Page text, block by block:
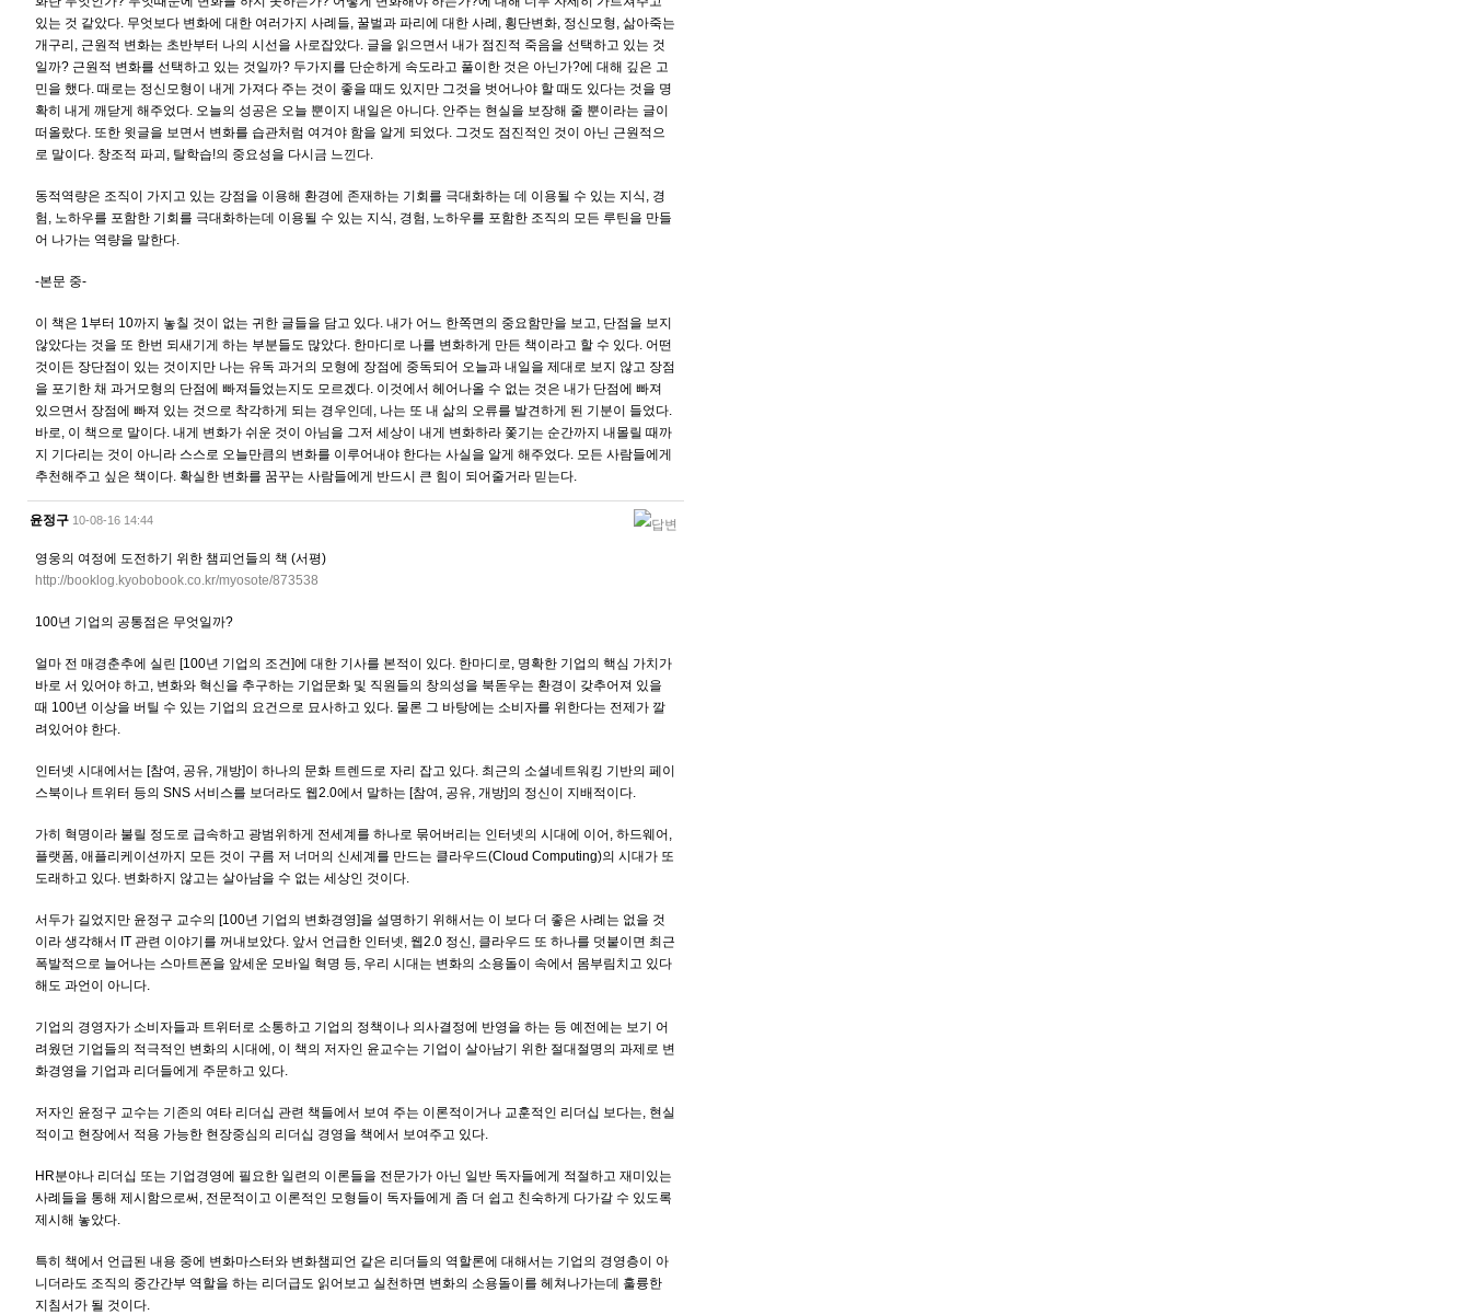
있는 것 같았다. 무엇보다 변화에 대한 여러가지 사례들, 꿀벌과 파리에 대한 사례, 횡단변화, 정신모형, 삶아죽는
개구리, 근원적 변화는 초반부터 나의 시선을 사로잡았다. 글을 읽으면서 내가 점진적 죽음을 선택하고 있는 것
일까? 근원적 변화를 선택하고 있는 것일까? 두가지를 단순하게 속도라고 풀이한 것은 아닌가?에 대해 깊은 고
민을 했다. 때로는 정신모형이 내게 가져다 주는 것이 좋을 때도 있지만 그것을 벗어나야 할 때도 있다는 것을 명
확히 내게 깨닫게 해주었다. 오늘의 성공은 오늘 뿐이지 내일은 아니다. 안주는 현실을 보장해 줄 뿐이라는 글이
떠올랐다. 또한 윗글을 보면서 변화를 습관처럼 여겨야 함을 알게 되었다. 그것도 점진적인 것이 아닌 근원적으
로 말이다. 창조적 파괴, 탈학습!의 중요성을 다시금 느낀다.
동적역량은 조직이 가지고 있는 강점을 이용해 환경에 존재하는 기회를 극대화하는 데 이용될 수 있는 지식, 경
험, 노하우를 포함한 기회를 극대화하는데 이용될 수 있는 지식, 경험, 노하우를 포함한 조직의 모든 루틴을 만들
어 나가는 역량을 말한다.
-본문 중-
이 책은 1부터 10까지 놓칠 것이 없는 귀한 글들을 담고 있다. 내가 어느 한쪽면의 중요함만을 보고, 단점을 보지
않았다는 것을 또 한번 되새기게 하는 부분들도 많았다. 한마디로 나를 변화하게 만든 책이라고 할 수 있다. 어떤
것이든 장단점이 있는 것이지만 나는 유독 과거의 모형에 장점에 중독되어 오늘과 내일을 제대로 보지 않고 장점
을 포기한 채 과거모형의 단점에 빠져들었는지도 모르겠다. 이것에서 헤어나올 수 없는 것은 내가 단점에 빠져
있으면서 장점에 빠져 있는 것으로 착각하게 되는 경우인데, 나는 또 내 삶의 오류를 발견하게 된 기분이 들었다.
바로, 이 책으로 말이다. 내게 변화가 쉬운 것이 아님을 그저 세상이 내게 변화하라 쫓기는 순간까지 내몰릴 때까
지 기다리는 것이 아니라 스스로 오늘만큼의 변화를 이루어내야 한다는 사실을 알게 해주었다. 모든 사람들에게
추천해주고 싶은 책이다. 확실한 변화를 꿈꾸는 사람들에게 반드시 큰 힘이 되어줄거라 믿는다.
윤정구 10-08-16 14:44
영웅의 여정에 도전하기 위한 챔피언들의 책 (서평)
http://booklog.kyobobook.co.kr/myosote/873538
100년 기업의 공통점은 무엇일까?
얼마 전 매경춘추에 실린 [100년 기업의 조건]에 대한 기사를 본적이 있다. 한마디로, 명확한 기업의 핵심 가치가
바로 서 있어야 하고, 변화와 혁신을 추구하는 기업문화 및 직원들의 창의성을 북돋우는 환경이 갖추어져 있을
때 100년 이상을 버틸 수 있는 기업의 요건으로 묘사하고 있다. 물론 그 바탕에는 소비자를 위한다는 전제가 깔
려있어야 한다.
인터넷 시대에서는 [참여, 공유, 개방]이 하나의 문화 트렌드로 자리 잡고 있다. 최근의 소셜네트워킹 기반의 페이
스북이나 트위터 등의 SNS 서비스를 보더라도 웹2.0에서 말하는 [참여, 공유, 개방]의 정신이 지배적이다.
가히 혁명이라 불릴 정도로 급속하고 광범위하게 전세계를 하나로 묶어버리는 인터넷의 시대에 이어, 하드웨어,
플랫폼, 애플리케이션까지 모든 것이 구름 저 너머의 신세계를 만드는 클라우드(Cloud Computing)의 시대가 또
도래하고 있다. 변화하지 않고는 살아남을 수 없는 세상인 것이다.
서두가 길었지만 윤정구 교수의 [100년 기업의 변화경영]을 설명하기 위해서는 이 보다 더 좋은 사례는 없을 것
이라 생각해서 IT 관련 이야기를 꺼내보았다. 앞서 언급한 인터넷, 웹2.0 정신, 클라우드 또 하나를 덧붙이면 최근
폭발적으로 늘어나는 스마트폰을 앞세운 모바일 혁명 등, 우리 시대는 변화의 소용돌이 속에서 몸부림치고 있다
해도 과언이 아니다.
기업의 경영자가 소비자들과 트위터로 소통하고 기업의 정책이나 의사결정에 반영을 하는 등 예전에는 보기 어
려웠던 기업들의 적극적인 변화의 시대에, 이 책의 저자인 윤교수는 기업이 살아남기 위한 절대절명의 과제로 변
화경영을 기업과 리더들에게 주문하고 있다.
저자인 윤정구 교수는 기존의 여타 리더십 관련 책들에서 보여 주는 이론적이거나 교훈적인 리더십 보다는, 현실
적이고 현장에서 적용 가능한 현장중심의 리더십 경영을 책에서 보여주고 있다.
HR분야나 리더십 또는 기업경영에 필요한 일련의 이론들을 전문가가 아닌 일반 독자들에게 적절하고 재미있는
사례들을 통해 제시함으로써, 전문적이고 이론적인 모형들이 독자들에게 좀 더 쉽고 친숙하게 다가갈 수 있도록
제시해 놓았다.
특히 책에서 언급된 내용 중에 변화마스터와 변화챔피언 같은 리더들의 역할론에 대해서는 기업의 경영층이 아
니더라도 조직의 중간간부 역할을 하는 리더급도 읽어보고 실천하면 변화의 소용돌이를 헤쳐나가는데 훌륭한
지침서가 될 것이다.